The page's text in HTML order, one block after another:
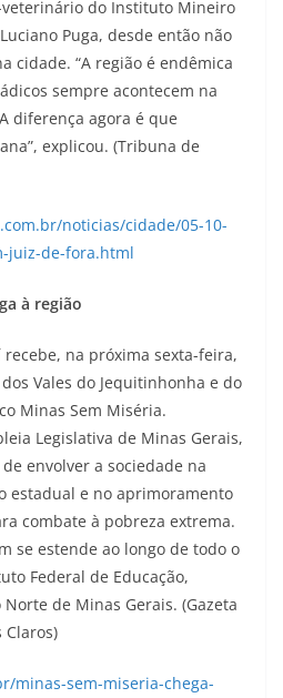
do Instituto Mineiro
Puga, desde então não
cidade. “A região é endêmica
sempre acontecem na
diferença agora é que
explicou. (Tribuna de
noticias/cidade/05-10-
juiz-de-fora.html
à região
na próxima sexta-feira,
Vales do Jequitinhonha e do
Minas Sem Miséria.
Legislativa de Minas Gerais,
envolver a sociedade na
estadual e no aprimoramento
combate à pobreza extrema.
se estende ao longo de todo o
Federal de Educação,
de Minas Gerais. (Gazeta
minas-sem-miseria-chega-